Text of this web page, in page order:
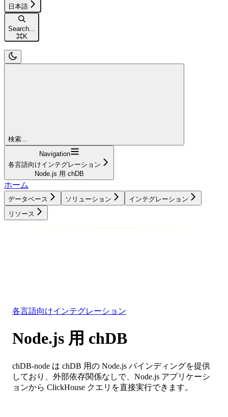
日本語
Search...
⌘K
検索...
Navigation
各言語向けインテグレーション
Node.js 用 chDB
ホーム
データベース ソリューション
インテグレーション
リソース
各言語向けインテグレーション
Node.js 用 chDB
chDB-node は chDB 用の Node.js バインディングを提供
しており、外部依存関係なしで、Node.js アプリケーシ
ョンから ClickHouse クエリを直接実行できます。